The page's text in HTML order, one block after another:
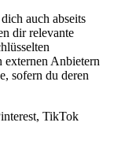
auch abseits
dir relevante
externen Anbietern
sofern du deren
TikTok